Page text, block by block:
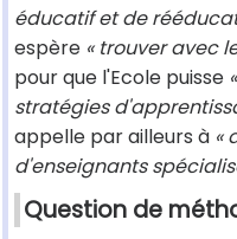
éducatif et de
espère « trouver avec
pour que l'Ecole puisse
stratégies
appelle par ailleurs à «
d'enseignants
Question de